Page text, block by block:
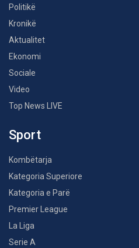
Politikë
Kronikë
Aktualitet
Ekonomi
Sociale
Video
Top News LIVE
Sport
Kombëtarja
Kategoria Superiore
Kategoria e Parë
Premier League
La Liga
Serie A